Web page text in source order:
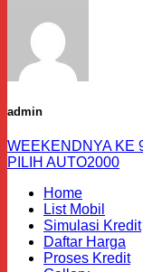
admin
WEEKENDNYA KE
PILIH AUTO2000
Home
List Mobil
Simulasi Kredit
Daftar Harga
Proses Kredit